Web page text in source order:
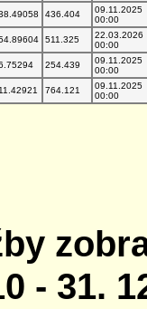
436.404
09.11.2025
00:00
511.325
22.03.2026
00:00
254.439
09.11.2025
00:00
11.42921 764.121
09.11.2025
00:00
- 31.